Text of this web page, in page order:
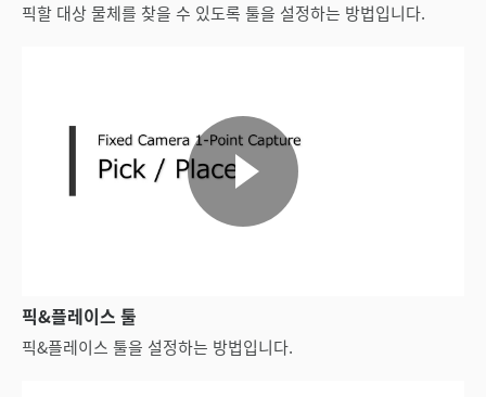
픽할 대상 물체를 찾을 수 있도록 툴을 설정하는 방법입니다.
픽&플레이스 툴
픽&플레이스 툴을 설정하는 방법입니다.